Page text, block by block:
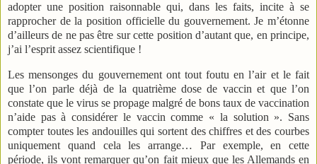
adopter une position raisonnable qui, dans les faits, incite à se
rapprocher de la position officielle du gouvernement. Je m’étonne
d’ailleurs de ne pas être sur cette position d’autant que, en principe,
j’ai l’esprit assez scientifique !
Les mensonges du gouvernement ont tout foutu en l’air et le fait
que l’on parle déjà de la quatrième dose de vaccin et que l’on
constate que le virus se propage malgré de bons taux de vaccination
n’aide pas à considérer le vaccin comme « la solution ». Sans
compter toutes les andouilles qui sortent des chiffres et des courbes
uniquement quand cela les arrange… Par exemple, en cette
période, ils vont remarquer qu’on fait mieux que les Allemands en